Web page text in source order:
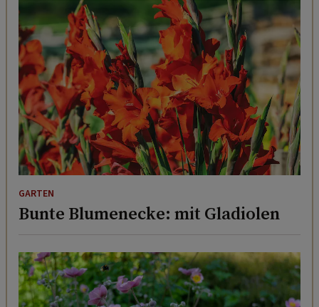
GARTEN
Bunte Blumenecke: mit Gladiolen